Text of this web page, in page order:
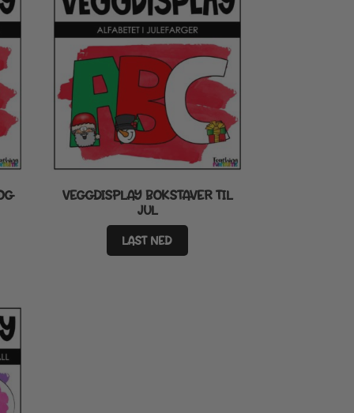
VEGGDISPLAY BOKSTAVER TIL
JUL
LAST NED